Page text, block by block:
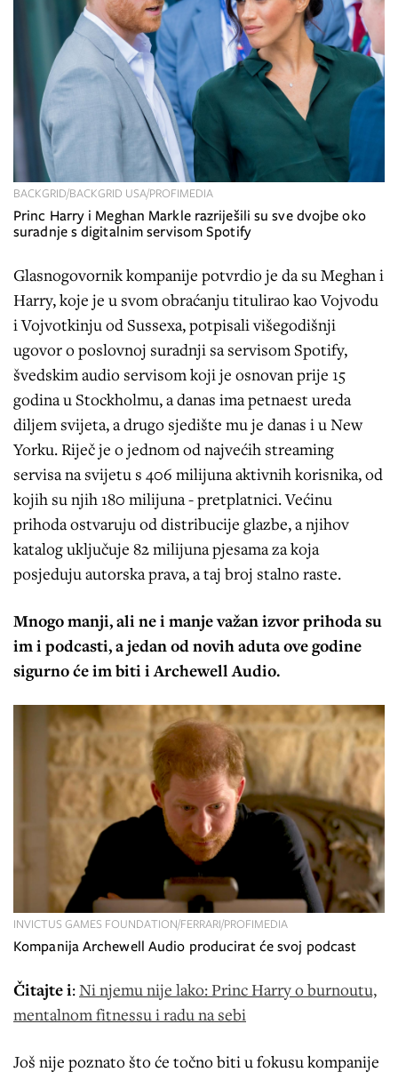
Princ Harry i Meghan Markle razriješili su sve dvojbe oko
suradnje s digitalnim servisom Spotify
BACKGRID/BACKGRID USA/PROFIMEDIA
Glasnogovornik kompanije potvrdio je da su Meghan i
Harry, koje je u svom obraćanju titulirao kao Vojvodu
i Vojvotkinju od Sussexa, potpisali višegodišnji
ugovor o poslovnoj suradnji sa servisom Spotify,
švedskim audio servisom koji je osnovan prije 15
godina u Stockholmu, a danas ima petnaest ureda
diljem svijeta, a drugo sjedište mu je danas i u New
Yorku. Riječ je o jednom od najvećih streaming
servisa na svijetu s 406 milijuna aktivnih korisnika, od
kojih su njih 180 milijuna - pretplatnici. Većinu
prihoda ostvaruju od distribucije glazbe, a njihov
katalog uključuje 82 milijuna pjesama za koja
posjeduju autorska prava, a taj broj stalno raste.
Mnogo manji, ali ne i manje važan izvor prihoda su
im i podcasti, a jedan od novih aduta ove godine
sigurno će im biti i Archewell Audio.
Kompanija Archewell Audio producirat će svoj podcast
INVICTUS GAMES FOUNDATION/FERRARI/PROFIMEDIA
Čitajte i:Ni njemu nije lako: Princ Harry o burnoutu,
mentalnom fitnessu i radu na sebi
Još nije poznato što će točno biti u fokusu kompanije